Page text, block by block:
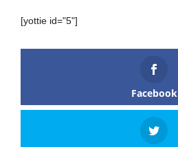
[yottie id="5"]
Facebook